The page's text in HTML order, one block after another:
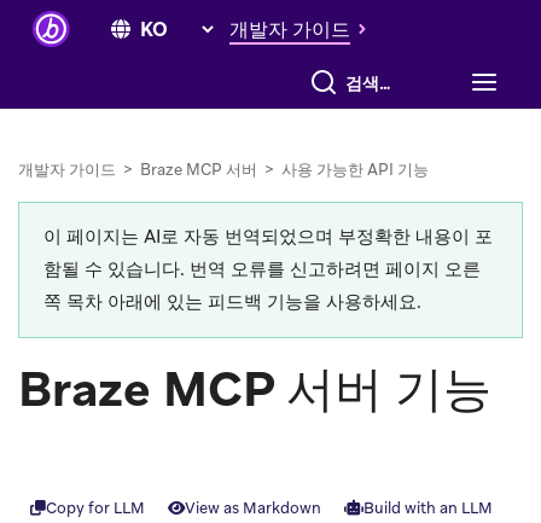
개발자 가이드
전체 검색
개발자 가이드 > Braze MCP 서버 > 사용 가능한 API 기능
이 페이지는 AI로 자동 번역되었으며 부정확한 내용이 포
함될 수 있습니다. 번역 오류를 신고하려면 페이지 오른
쪽 목차 아래에 있는 피드백 기능을 사용하세요.
Braze MCP 서버 기능
Copy for LLM View as Markdown
Build with an LLM